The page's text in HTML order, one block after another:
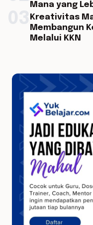
Mana yang
Kreativitas
Membangun
Melalui KKN